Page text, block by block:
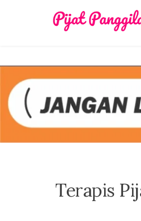
Terapis